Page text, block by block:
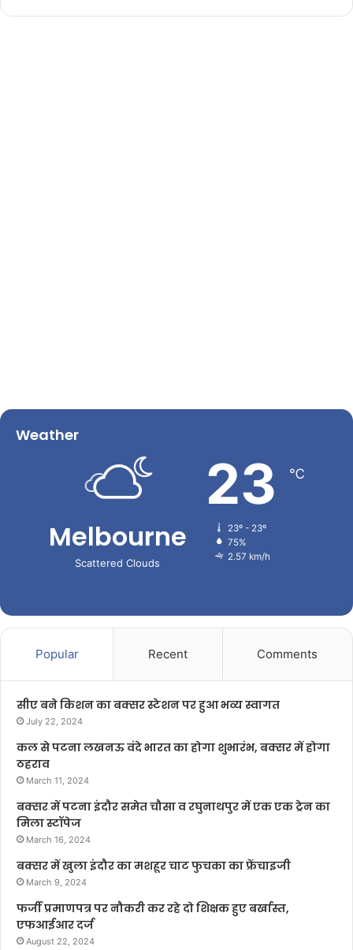
Weather
Melbourne
Scattered Clouds
23 ℃
23º - 23º
75%
2.57 km/h
Popular Recent Comments
सीए बने किशन का बक्सर स्टेशन पर हुआ भव्य स्वागत
July 22, 2024
कल से पटना लखनऊ वंदे भारत का होगा शुभारंभ, बक्सर में होगा
ठहराव
March 11, 2024
बक्सर में पटना इंदौर समेत चौसा व रघुनाथपुर में एक एक ट्रेन का
मिला स्टॉपेज
March 16, 2024
बक्सर में खुला इंदौर का मशहूर चाट फुचका का फ्रेंचाइजी
March 9, 2024
फर्जी प्रमाणपत्र पर नौकरी कर रहे दो शिक्षक हुए बर्खास्त,
एफआईआर दर्ज
August 22, 2024